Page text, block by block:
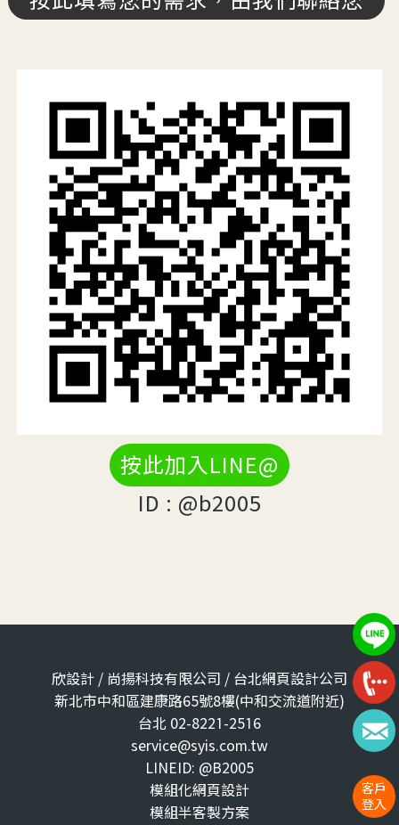
客戶
登入
按此加入LINE@
ID : @b2005
欣設計 / 尚揚科技有限公司 / 台北網頁設計公司
新北市中和區建康路65號8樓(中和交流道附近)
台北 02-8221-2516
service@syis.com.tw
LINEID: @B2005
模組化網頁設計
模組半客製方案